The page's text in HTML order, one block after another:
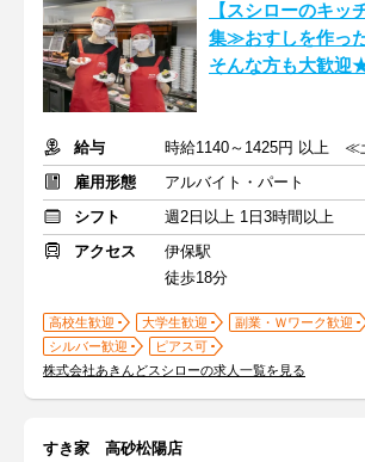
【スシローのキ
集≫おすしを作っ
そんな方も大歓迎
給与
時給1140～1425円 以上 ≪
雇用形態
アルバイト・パート
シフト
週2日以上 1日3時間以上
アクセス
伊保駅
徒歩18分
高校生歓迎 大学生歓迎
副業・Ｗワーク歓迎
シルバー歓迎
ピアス可
株式会社あきんどスシローの求人一覧を見る
すき家 高砂松陽店